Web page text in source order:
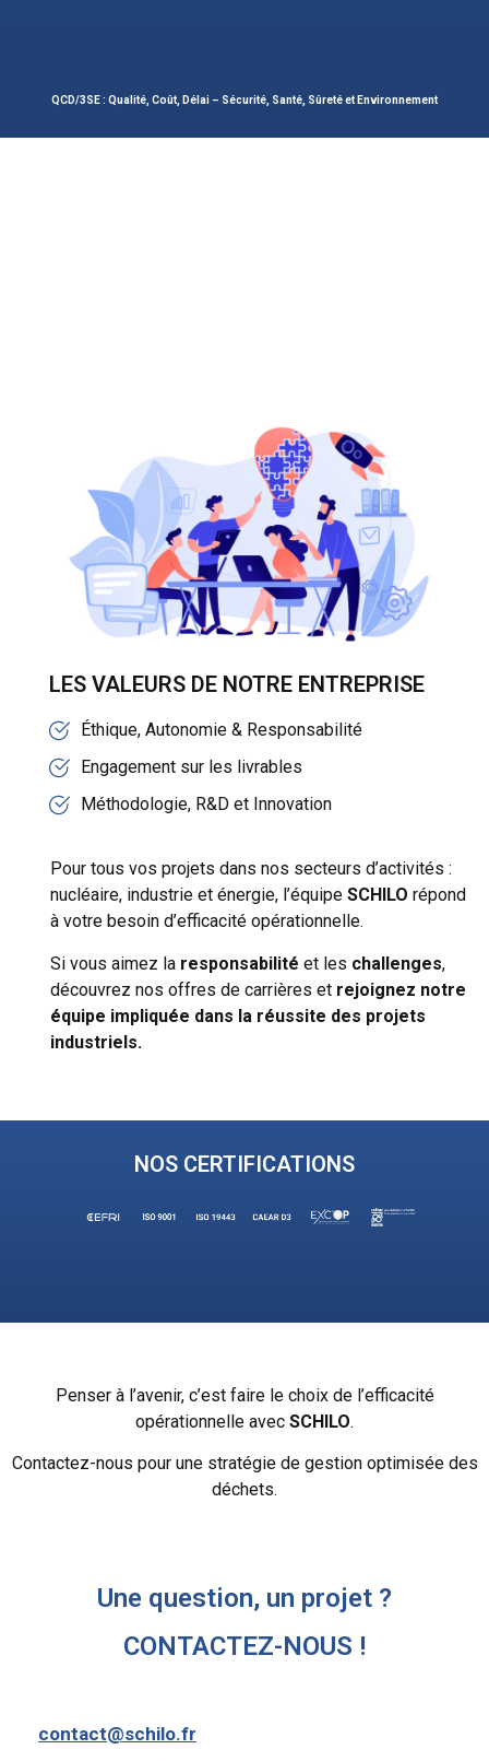
QCD/3SE : Qualité, Coût, Délai – Sécurité, Santé, Sûreté et Environnement
LES VALEURS DE NOTRE ENTREPRISE
Éthique, Autonomie & Responsabilité
Engagement sur les livrables
Méthodologie, R&D et Innovation
Pour tous vos projets dans nos secteurs d’activités :
nucléaire, industrie et énergie, l’équipe SCHILO répond
à votre besoin d’efficacité opérationnelle.
Si vous aimez la responsabilité et les challenges,
découvrez nos offres de carrières et rejoignez notre
équipe impliquée dans la réussite des projets
industriels.
NOS CERTIFICATIONS
Penser à l’avenir, c’est faire le choix de l’efficacité
opérationnelle avec SCHILO.
Contactez-nous pour une stratégie de gestion optimisée des
déchets.
Une question, un projet ?
CONTACTEZ-NOUS !
contact@schilo.fr